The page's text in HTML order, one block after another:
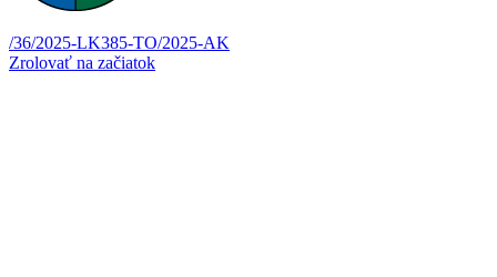
/36/2025-LK385-TO/2025-AK
Zrolovať na začiatok